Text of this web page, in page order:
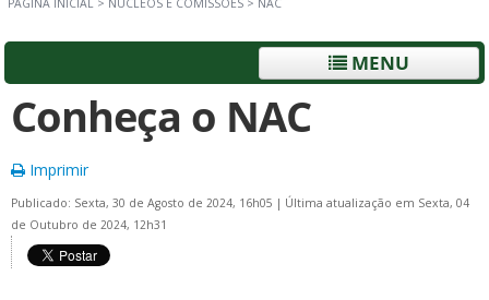
PÁGINA INICIAL > NÚCLEOS E COMISSÕES > NAC
MENU
Conheça o NAC
Imprimir
Publicado: Sexta, 30 de Agosto de 2024, 16h05 | Última atualização em Sexta, 04
de Outubro de 2024, 12h31